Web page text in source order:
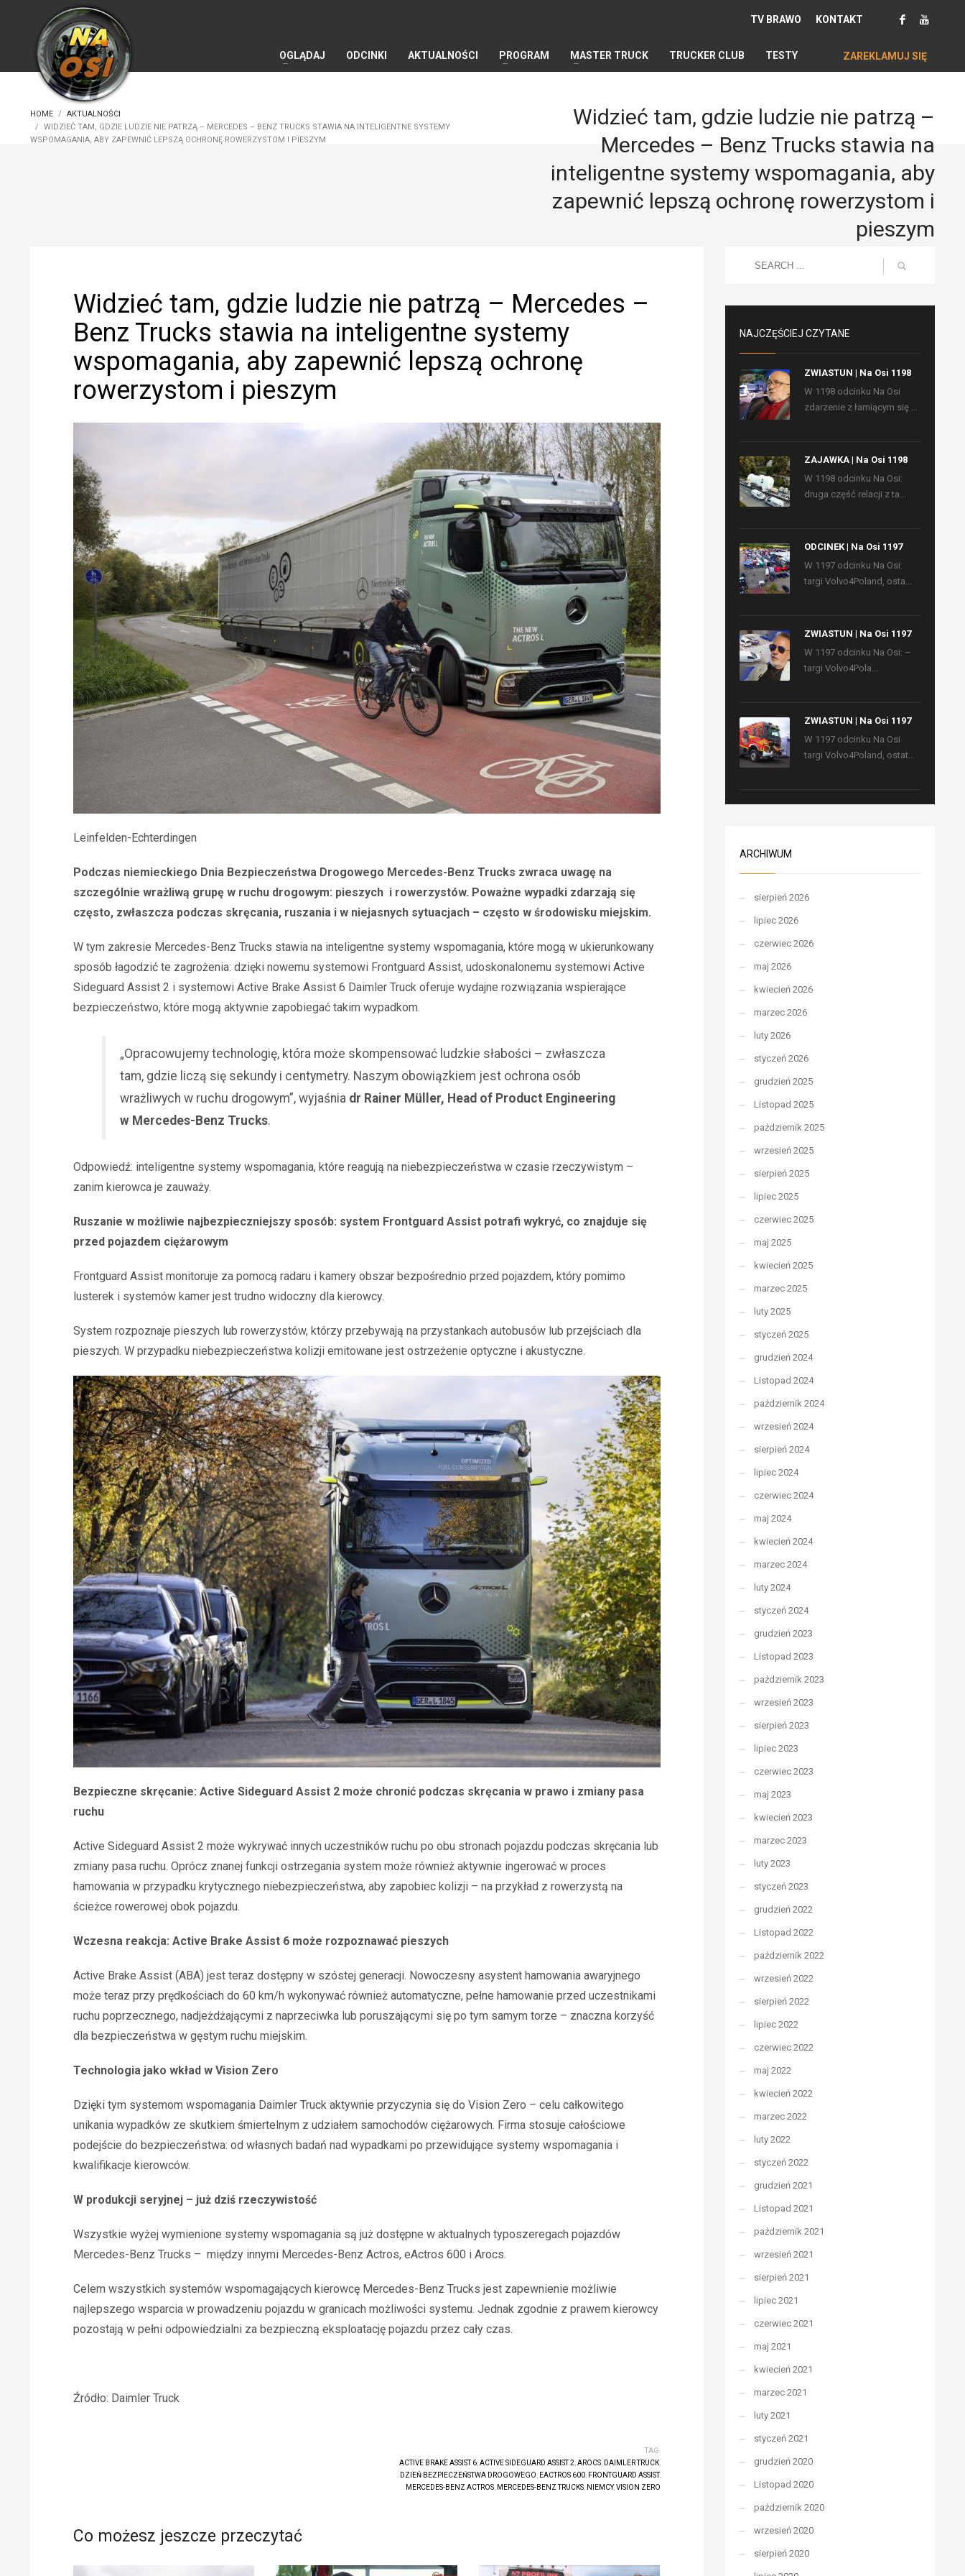
TV BRAWO KONTAKT
OGLĄDAJ ODCINKI AKTUALNOŚCI PROGRAM MASTER TRUCK TRUCKER CLUB TESTY ZAREKLAMUJ SIĘ
HOME
AKTUALNOŚCI
WIDZIEĆ TAM, GDZIE LUDZIE NIE PATRZĄ – MERCEDES – BENZ TRUCKS STAWIA NA INTELIGENTNE SYSTEMY
WSPOMAGANIA, ABY ZAPEWNIĆ LEPSZĄ OCHRONĘ ROWERZYSTOM I PIESZYM
Widzieć tam, gdzie ludzie nie patrzą –
Mercedes – Benz Trucks stawia na
inteligentne systemy wspomagania, aby
zapewnić lepszą ochronę rowerzystom i
pieszym
Widzieć tam, gdzie ludzie nie patrzą – Mercedes –
Benz Trucks stawia na inteligentne systemy
wspomagania, aby zapewnić lepszą ochronę
rowerzystom i pieszym
Leinfelden-Echterdingen
Podczas niemieckiego Dnia Bezpieczeństwa Drogowego Mercedes-Benz Trucks zwraca uwagę na
szczególnie wrażliwą grupę w ruchu drogowym: pieszych i rowerzystów. Poważne wypadki zdarzają się
często, zwłaszcza podczas skręcania, ruszania i w niejasnych sytuacjach – często w środowisku miejskim.
W tym zakresie Mercedes-Benz Trucks stawia na inteligentne systemy wspomagania, które mogą w ukierunkowany
sposób łagodzić te zagrożenia: dzięki nowemu systemowi Frontguard Assist, udoskonalonemu systemowi Active
Sideguard Assist 2 i systemowi Active Brake Assist 6 Daimler Truck oferuje wydajne rozwiązania wspierające
bezpieczeństwo, które mogą aktywnie zapobiegać takim wypadkom.
„Opracowujemy technologię, która może skompensować ludzkie słabości – zwłaszcza
tam, gdzie liczą się sekundy i centymetry. Naszym obowiązkiem jest ochrona osób
wrażliwych w ruchu drogowym”, wyjaśnia dr Rainer Müller, Head of Product Engineering
w Mercedes-Benz Trucks.
Odpowiedź: inteligentne systemy wspomagania, które reagują na niebezpieczeństwa w czasie rzeczywistym –
zanim kierowca je zauważy.
Ruszanie w możliwie najbezpieczniejszy sposób: system Frontguard Assist potrafi wykryć, co znajduje się
przed pojazdem ciężarowym
Frontguard Assist monitoruje za pomocą radaru i kamery obszar bezpośrednio przed pojazdem, który pomimo
lusterek i systemów kamer jest trudno widoczny dla kierowcy.
System rozpoznaje pieszych lub rowerzystów, którzy przebywają na przystankach autobusów lub przejściach dla
pieszych. W przypadku niebezpieczeństwa kolizji emitowane jest ostrzeżenie optyczne i akustyczne.
Bezpieczne skręcanie: Active Sideguard Assist 2 może chronić podczas skręcania w prawo i zmiany pasa
ruchu
Active Sideguard Assist 2 może wykrywać innych uczestników ruchu po obu stronach pojazdu podczas skręcania lub
zmiany pasa ruchu. Oprócz znanej funkcji ostrzegania system może również aktywnie ingerować w proces
hamowania w przypadku krytycznego niebezpieczeństwa, aby zapobiec kolizji – na przykład z rowerzystą na
ścieżce rowerowej obok pojazdu.
Wczesna reakcja: Active Brake Assist 6 może rozpoznawać pieszych
Active Brake Assist (ABA) jest teraz dostępny w szóstej generacji. Nowoczesny asystent hamowania awaryjnego
może teraz przy prędkościach do 60 km/h wykonywać również automatyczne, pełne hamowanie przed uczestnikami
ruchu poprzecznego, nadjeżdżającymi z naprzeciwka lub poruszającymi się po tym samym torze – znaczna korzyść
dla bezpieczeństwa w gęstym ruchu miejskim.
Technologia jako wkład w Vision Zero
Dzięki tym systemom wspomagania Daimler Truck aktywnie przyczynia się do Vision Zero – celu całkowitego
unikania wypadków ze skutkiem śmiertelnym z udziałem samochodów ciężarowych. Firma stosuje całościowe
podejście do bezpieczeństwa: od własnych badań nad wypadkami po przewidujące systemy wspomagania i
kwalifikacje kierowców.
W produkcji seryjnej – już dziś rzeczywistość
Wszystkie wyżej wymienione systemy wspomagania są już dostępne w aktualnych typoszeregach pojazdów
Mercedes-Benz Trucks – między innymi Mercedes-Benz Actros, eActros 600 i Arocs.
Celem wszystkich systemów wspomagających kierowcę Mercedes-Benz Trucks jest zapewnienie możliwie
najlepszego wsparcia w prowadzeniu pojazdu w granicach możliwości systemu. Jednak zgodnie z prawem kierowcy
pozostają w pełni odpowiedzialni za bezpieczną eksploatację pojazdu przez cały czas.
Źródło: Daimler Truck
TAG:
ACTIVE BRAKE ASSIST 6, ACTIVE SIDEGUARD ASSIST 2 AROCS, DAIMLER TRUCK,
DZIEŃ BEZPIECZEŃSTWA DROGOWEGO
EACTROS 600, FRONTGUARD ASSIST,
MERCEDES-BENZ ACTROS, MERCEDES-BENZ TRUCKS, NIEMCY,VISION ZERO
Co możesz jeszcze przeczytać
NAJCZĘŚCIEJ CZYTANE
ZWIASTUN | Na Osi 1198
W 1198 odcinku Na Osi
zdarzenie z łamiącym się ...
ZAJAWKA | Na Osi 1198
W 1198 odcinku Na Osi:
druga część relacji z ta...
ODCINEK | Na Osi 1197
W 1197 odcinku Na Osi:
targi Volvo4Poland, osta...
ZWIASTUN | Na Osi 1197
W 1197 odcinku Na Osi: –
targi Volvo4Pola...
ZWIASTUN | Na Osi 1197
W 1197 odcinku Na Osi
targi Volvo4Poland, ostat...
ARCHIWUM
sierpień 2026
lipiec 2026
czerwiec 2026
maj 2026
kwiecień 2026
marzec 2026
luty 2026
styczeń 2026
grudzień 2025
Listopad 2025
październik 2025
wrzesień 2025
sierpień 2025
lipiec 2025
czerwiec 2025
maj 2025
kwiecień 2025
marzec 2025
luty 2025
styczeń 2025
grudzień 2024
Listopad 2024
październik 2024
wrzesień 2024
sierpień 2024
lipiec 2024
czerwiec 2024
maj 2024
kwiecień 2024
marzec 2024
luty 2024
styczeń 2024
grudzień 2023
Listopad 2023
październik 2023
wrzesień 2023
sierpień 2023
lipiec 2023
czerwiec 2023
maj 2023
kwiecień 2023
marzec 2023
luty 2023
styczeń 2023
grudzień 2022
Listopad 2022
październik 2022
wrzesień 2022
sierpień 2022
lipiec 2022
czerwiec 2022
maj 2022
kwiecień 2022
marzec 2022
luty 2022
styczeń 2022
grudzień 2021
Listopad 2021
październik 2021
wrzesień 2021
sierpień 2021
lipiec 2021
czerwiec 2021
maj 2021
kwiecień 2021
marzec 2021
luty 2021
styczeń 2021
grudzień 2020
Listopad 2020
październik 2020
wrzesień 2020
sierpień 2020